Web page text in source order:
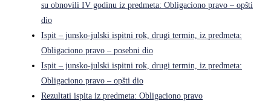
su obnovili IV godinu iz predmeta: Obligaciono pravo – opšti
dio
Ispit – junsko-julski ispitni rok, drugi termin, iz predmeta:
Obligaciono pravo – posebni dio
Ispit – junsko-julski ispitni rok, drugi termin, iz predmeta:
Obligaciono pravo – opšti dio
Rezultati ispita iz predmeta: Obligaciono pravo